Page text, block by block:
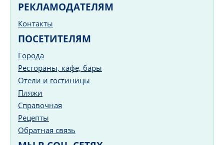
РЕКЛАМОДАТЕЛЯМ
Контакты
ПОСЕТИТЕЛЯМ
Города
Рестораны, кафе, бары
Отели и гостиницы
Пляжи
Справочная
Рецепты
Обратная связь